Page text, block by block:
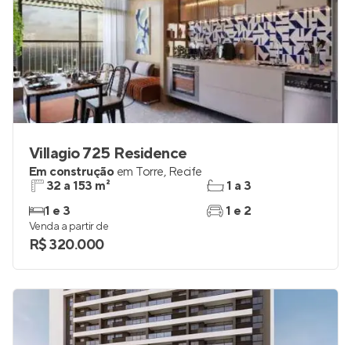
Villagio 725 Residence
Em construção em Torre, Recife
32 a 153 m²
1 e 3
1 a 3
1 e 2
Venda a partir de
R$ 320.000